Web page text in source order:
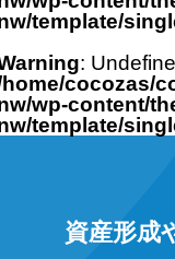
委託
当個人情
がありま
委託先に
template/
:
cocozas/
wp-content/
template/
資産形成